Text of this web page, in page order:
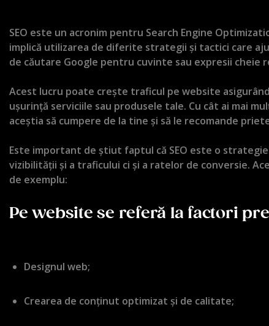
SEO este un acronim pentru Search Engine
implică utilizarea de diferite strategii și tactici care
de căutare Google pentru cuvinte sau expresii cheie
Acest lucru poate crește traficul pe website
ușurință serviciile sau produsele tale. Cu cât ai mai
aceștia să cumpere de la tine și să le recomande
Este important de știut faptul că SEO este o
vizibilității și a traficului ci și a ratelor de conversie.
de exemplu:
Pe website se referă la factori
Designul web;
Crearea de conținut optimizat și de calitate;